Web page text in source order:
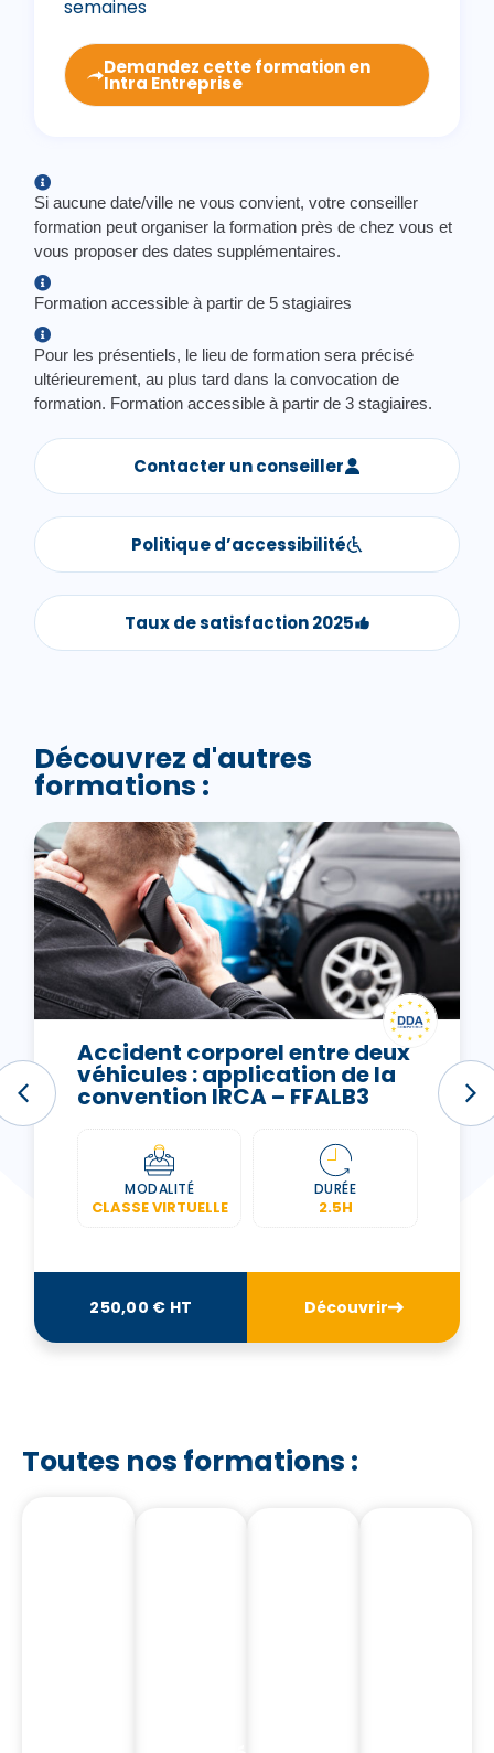
semaines
Demandez cette formation en
Intra Entreprise
Si aucune date/ville ne vous convient, votre conseiller
formation peut organiser la formation près de chez vous et
vous proposer des dates supplémentaires.
Formation accessible à partir de 5 stagiaires
Pour les présentiels, le lieu de formation sera précisé
ultérieurement, au plus tard dans la convocation de
formation. Formation accessible à partir de 3 stagiaires.
Contacter un conseiller
Politique d’accessibilité
Taux de satisfaction 2025
Découvrez d'autres
formations :
Accident corporel entre deux
véhicules : application de la
convention IRCA – FFALB3
MODALITÉ
CLASSE VIRTUELLE
DURÉE
2.5H
250,00 € HT Découvrir
Toutes nos formations :